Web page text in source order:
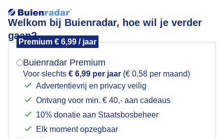
Welkom bij Buienradar, hoe wil je verder
gaan?
Premium € 6,99 / jaar
Buienradar Premium
Voor slechts € 6,99 per jaar (€ 0,58 per maand)
Advertentievrij en privacy veilig
Ontvang voor min. € 40,- aan cadeaus
10% donatie aan Staatsbosbeheer
Elk moment opzegbaar
Grijs bewolkt, lentebloeiers brengen nog wat kleur.
Mogen we je locatie gebruiken voor het
Indien je hier nog geen akkoord op hebt gegeven,
verschijnt er zo een pop-up uit je browser waarin